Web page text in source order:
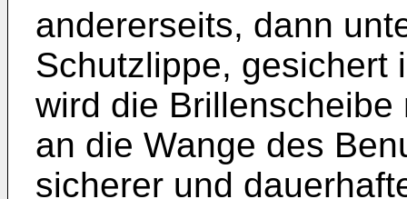
andererseits, dann
Schutzlippe, gesichert
wird die
an die Wange des
sicherer und